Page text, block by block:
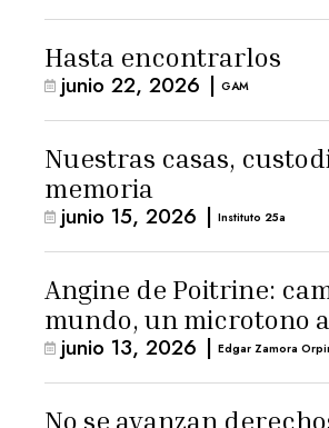
Hasta encontrarlos
junio 22, 2026 | GAM
Nuestras casas,
memoria
junio 15, 2026 | Instituto 25a
Angine de Poitrine:
mundo, un microtono
junio 13, 2026 | Edgar Zamora
No se avanzan